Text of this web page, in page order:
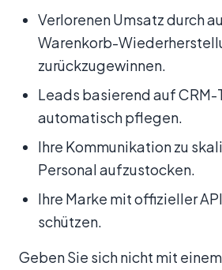
Verlorenen Umsatz durch
Warenkorb-
zurückzugewinnen.
Leads basierend auf
automatisch pflegen.
Ihre Kommunikation zu
Personal aufzustocken.
Ihre Marke mit offizieller
schützen.
Geben Sie sich nicht mit